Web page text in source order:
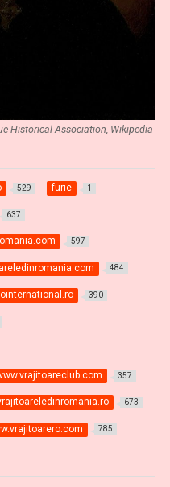
Historical Association, Wikipedia
529 furie 1
637
597
484
390
357
673
785